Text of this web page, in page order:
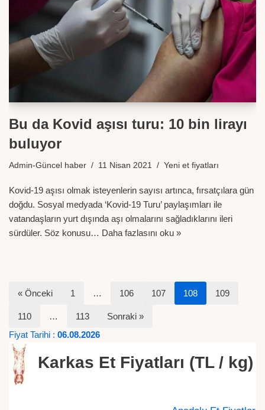
Bu da Kovid aşısı turu: 10 bin lirayı
buluyor
Admin-Güncel haber 11 Nisan 2021 Yeni et fiyatları
Kovid-19 aşısı olmak isteyenlerin sayısı artınca, fırsatçılara gün
doğdu. Sosyal medyada ‘Kovid-19 Turu’ paylaşımları ile
vatandaşların yurt dışında aşı olmalarını sağladıklarını ileri
sürdüler. Söz konusu… Daha fazlasını oku »
« Önceki 1 … 106 107 108 109
110 … 113
Sonraki »
Fiyat Tarihi : 06.08.2026
Karkas Et Fiyatları (TL / kg)